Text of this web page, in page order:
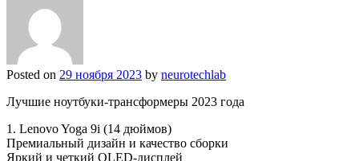
Posted on 29 ноября 2023 by neurotechlab
Лучшие ноутбуки-трансформеры 2023 года
1. Lenovo Yoga 9i (14 дюймов)
Премиальный дизайн и качество сборки
Яркий и четкий OLED-дисплей